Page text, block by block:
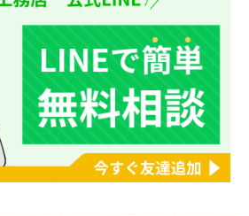
せ
ーク休業日のお知らせ
らせです